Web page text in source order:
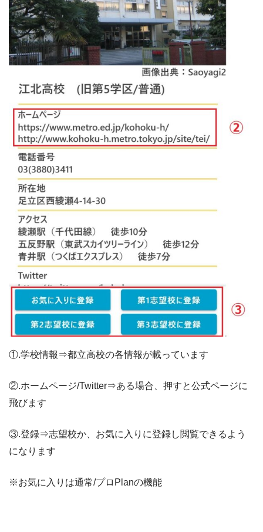
①.学校情報⇒都立高校の各情報が載っています
②.ホームページ/Twitter⇒ある場合、押すと公式ページに
飛びます
③.登録⇒志望校か、お気に入りに登録し閲覧できるよう
になります
※お気に入りは通常/プロPlanの機能